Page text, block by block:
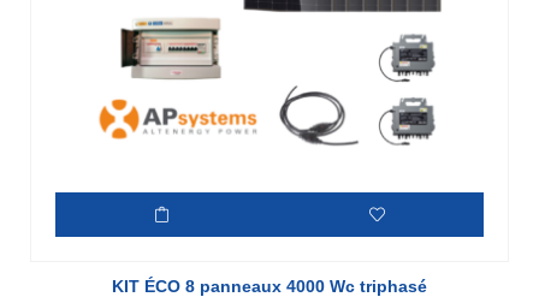
KIT ÉCO 8 panneaux 4000 Wc triphasé